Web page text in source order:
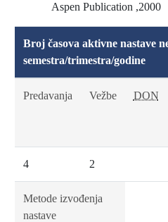
Aspen Publication ,2000
Broj časova aktivne nastave
semestra/trimestra/godine
Predavanja Vežbe DON
4 2
Metode izvođenja
nastave